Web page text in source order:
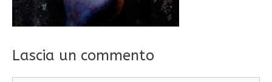
Lascia un commento